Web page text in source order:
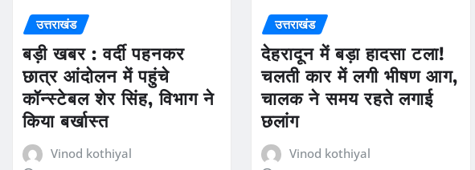
उत्तराखंड
बड़ी खबर : वर्दी पहनकर
छात्र आंदोलन में पहुंचे
कॉन्स्टेबल शेर सिंह, विभाग ने
किया बर्खास्त
Vinod kothiyal
उत्तराखंड
देहरादून में बड़ा हादसा टला!
चलती कार में लगी भीषण आग,
चालक ने समय रहते लगाई
छलांग
Vinod kothiyal